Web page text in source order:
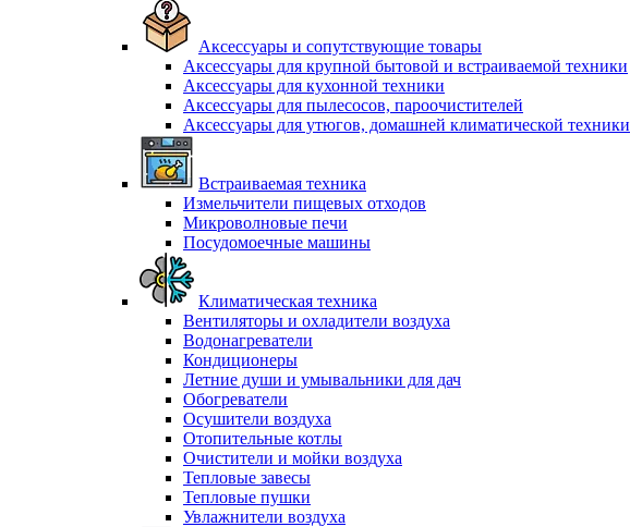
Аксессуары и сопутствующие товары
Аксессуары для крупной бытовой и встраиваемой техники
Аксессуары для кухонной техники
Аксессуары для пылесосов, пароочистителей
Аксессуары для утюгов, домашней климатической техники
Встраиваемая техника
Измельчители пищевых отходов
Микроволновые печи
Посудомоечные машины
Климатическая техника
Вентиляторы и охладители воздуха
Водонагреватели
Кондиционеры
Летние души и умывальники для дач
Обогреватели
Осушители воздуха
Отопительные котлы
Очистители и мойки воздуха
Тепловые завесы
Тепловые пушки
Увлажнители воздуха